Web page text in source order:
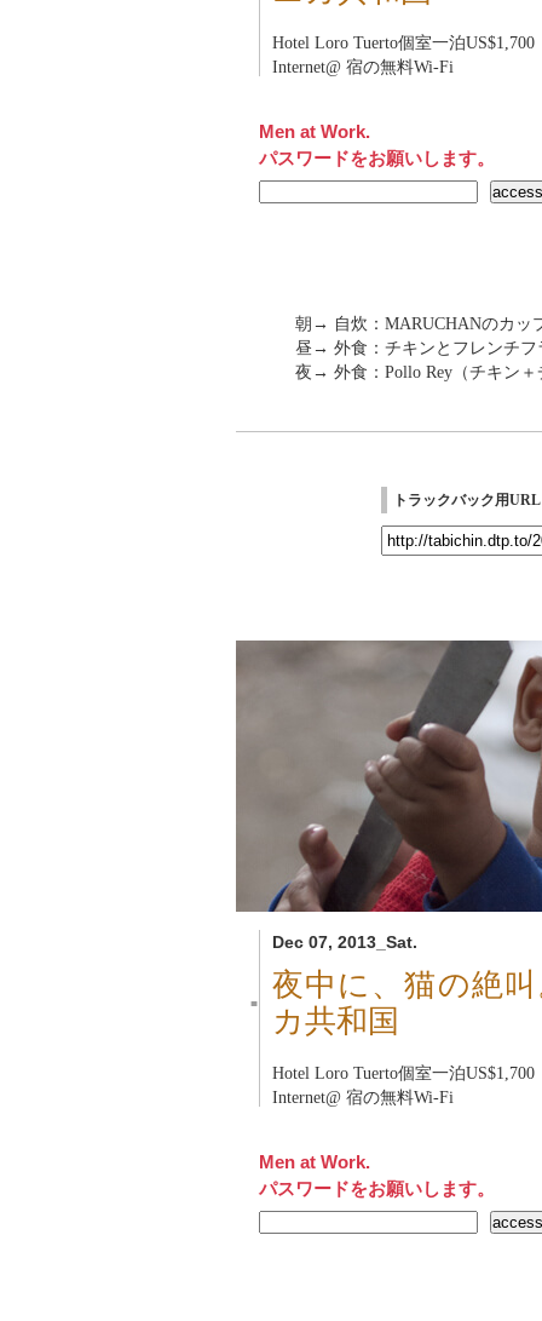
Hotel Loro Tuerto個室一泊US$1,700
Internet@ 宿の無料Wi-Fi
Men at Work.
パスワードをお願いします。
朝→ 自炊：MARUCHANのカッ
昼→ 外食：チキンとフレンチフ
夜→ 外食：Pollo Rey（チキン＋
トラックバック用URL
Dec 07, 2013_Sat.
■
夜中に、猫の絶
カ共和国
Hotel Loro Tuerto個室一泊US$1,700
Internet@ 宿の無料Wi-Fi
Men at Work.
パスワードをお願いします。